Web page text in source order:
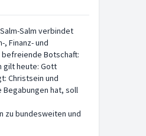
Salm verbindet
Finanz- und
Botschaft:
gilt heute: Gott
Christsein und
Begabungen hat, soll
zu bundesweiten und